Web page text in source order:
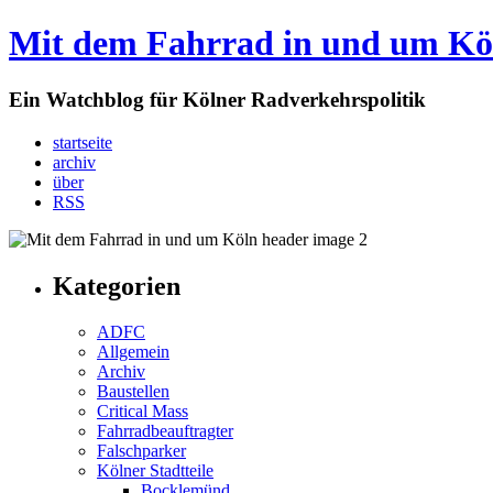
Mit dem Fahrrad in und um
Ein Watchblog für Kölner Radverkehrspolitik
startseite
archiv
über
RSS
Kategorien
ADFC
Allgemein
Archiv
Baustellen
Critical Mass
Fahrradbeauftragter
Falschparker
Kölner Stadtteile